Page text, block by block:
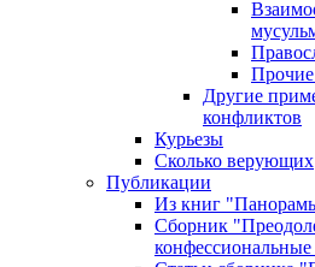
Другие
конфликтов
Курьезы
Сколько верующих
Публикации
Из книг
Сборник